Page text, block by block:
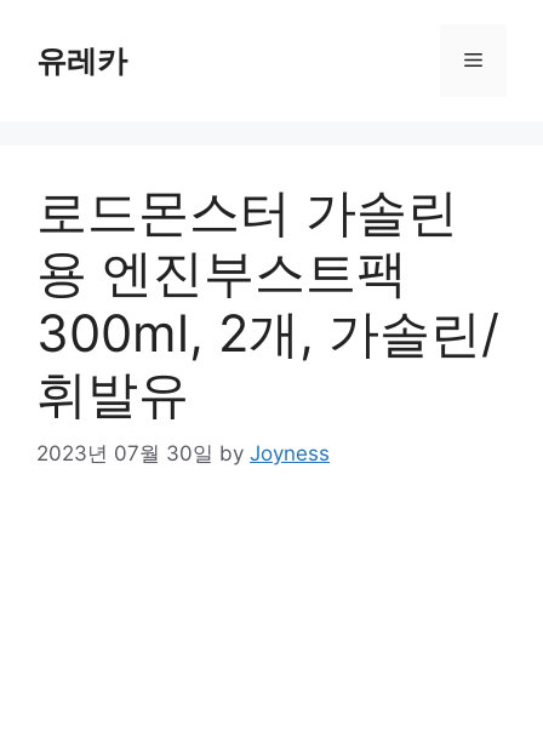
content유레카 Menu
로드몬스터 가솔린
용 엔진부스트팩
300ml, 2개, 가솔린/
휘발유
2023년 07월 30일 by Joyness